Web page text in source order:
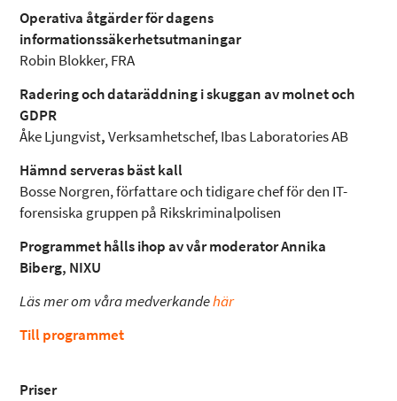
Operativa åtgärder för dagens
informationssäkerhetsutmaningar
Robin Blokker, FRA
Radering och dataräddning i skuggan av molnet och
GDPR
Åke Ljungvist,Verksamhetschef, Ibas Laboratories AB
Hämnd serveras bäst kall
Bosse Norgren, författare och tidigare chef för den IT-
forensiska gruppen på Rikskriminalpolisen
Programmet hålls ihop av vår moderator Annika
Biberg, NIXU
Läs mer om våra medverkandehär
Till programmet
Priser